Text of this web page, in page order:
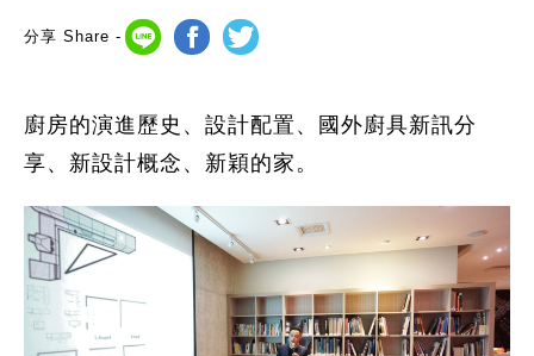
分享 Share -
廚房的演進歷史、設計配置、國外廚具新訊分
享、新設計概念、新穎的家。